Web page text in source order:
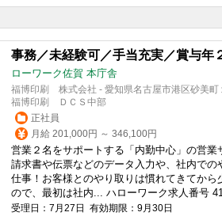
事務／未経験可／手当充実／賞与年
ローワーク佐賀 本庁舎
福博印刷 株式会社 - 愛知県名古屋市港区砂美町
福博印刷 ＤＣＳ中部
正社員
月給 201,000円 ～ 346,100円
営業２名をサポートする「内勤中心」の営業
請求書や伝票などのデータ入力や、社内での
仕事！お客様とのやり取りは慣れてきてから
ので、最初は社内... ハローワーク求人番号
受理日：7月27日 有効期限：9月30日